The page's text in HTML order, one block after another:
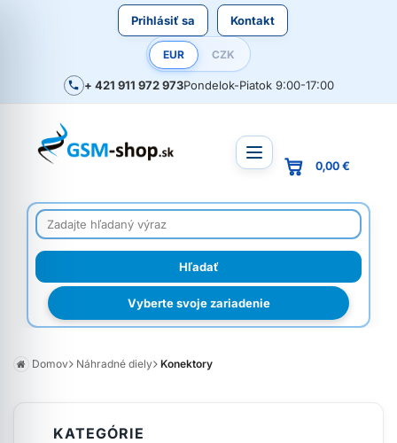
Prihlásiť sa Kontakt
EUR CZK
+ 421 911 972 973Pondelok-Piatok 9:00-17:00
Vyberte svoje zariadenie
0,00 €
Domov Náhradné diely Konektory
KATEGÓRIE